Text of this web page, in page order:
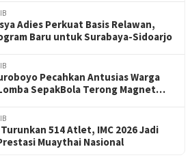
Adies Perkuat Basis Relawan,
Baru untuk Surabaya-Sidoarjo
Pecahkan Antusias Warga
SepakBola Terong Magnet
514 Atlet, IMC 2026 Jadi
Muaythai Nasional